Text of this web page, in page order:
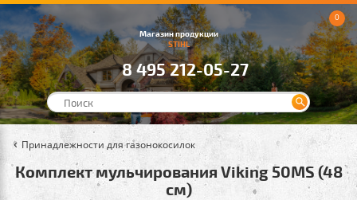
Магазин продукции
STIHL
8 495 212-05-27
0
Принадлежности для газонокосилок
Комплект мульчирования Viking 50МS (48
см)